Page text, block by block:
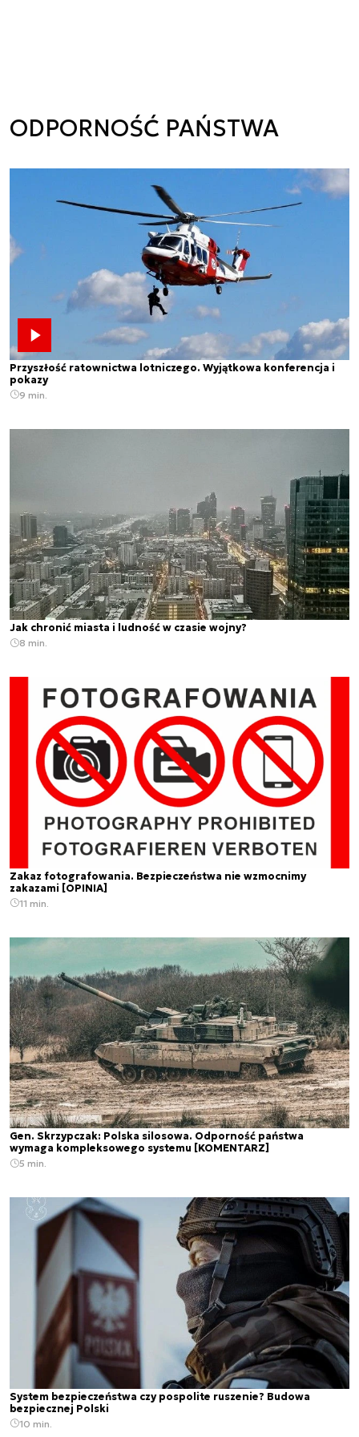
ODPORNOŚĆ PAŃSTWA
Przyszłość ratownictwa lotniczego. Wyjątkowa konferencja i
pokazy
9 min.
Jak chronić miasta i ludność w czasie wojny?
8 min.
Zakaz fotografowania. Bezpieczeństwa nie wzmocnimy
zakazami [OPINIA]
11 min.
Gen. Skrzypczak: Polska silosowa. Odporność państwa
wymaga kompleksowego systemu [KOMENTARZ]
5 min.
System bezpieczeństwa czy pospolite ruszenie? Budowa
bezpiecznej Polski
10 min.